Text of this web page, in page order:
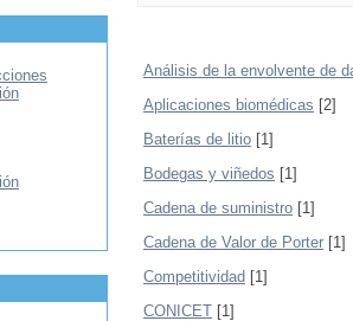
Análisis de la envolvente de
Aplicaciones biomédicas [2]
Baterías de litio [1]
Bodegas y viñedos [1]
Cadena de suministro [1]
Cadena de Valor de Porter [1]
Competitividad [1]
CONICET [1]